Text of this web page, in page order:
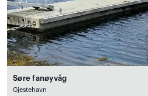
Søre fanøyvåg
Gjestehavn